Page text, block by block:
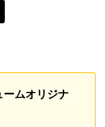
ムオリジナ